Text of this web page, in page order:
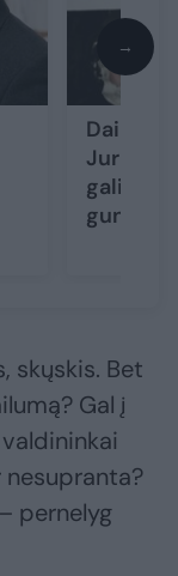
galima
→
skųskis. Bet
Gal į
pernelyg